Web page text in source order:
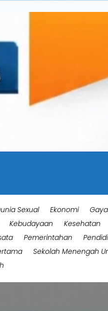
Sexual Ekonomi
Kebudayaan Kesehatan
Pemerintahan
Sekolah Menengah